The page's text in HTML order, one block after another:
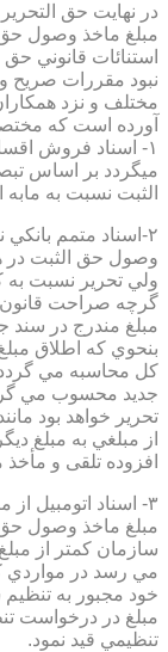
در نهايت حق
مبلغ ماخذ وصول حق
استنائات قانوني
نبود مقررات صريح
مختلف و نزد
آورده است كه
۱- اسناد فروش
الثبت نسبت به
۲-اسناد متمم
وصول حق الثبت در
ولي تحرير نسبت به
گرچه صراحت قانون
مبلغ مندرج در سند
بنحوي كه اطلاق
كل محاسبه مي
جديد محسوب مي
تحرير خواهد بود
از مبلغي به مبلغ
افزوده تلقی و
۳- اسناد اتومبيل
مبلغ ماخذ وصول حق
سازمان كمتر از مبلغ
مي رسد در مواردي
خود مجبور به
مبلغ در درخواست
تنظيمي قيد نمود.